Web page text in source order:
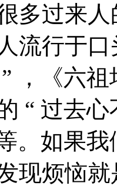
多过来
流行于口
，《六
“ 过去
。如果
现烦恼